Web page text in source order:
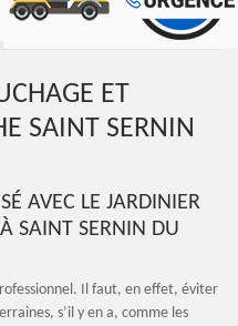
ET
SAINT SERNIN
AVEC LE JARDINIER
SAINT SERNIN DU
Il faut, en effet, éviter
s’il y en a, comme les